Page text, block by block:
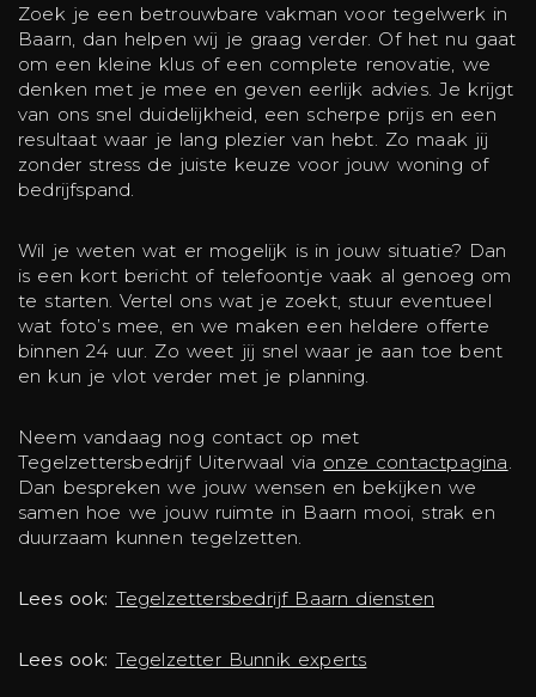
Zoek je een betrouwbare vakman voor tegelwerk in
Baarn, dan helpen wij je graag verder. Of het nu gaat
om een kleine klus of een complete renovatie, we
denken met je mee en geven eerlijk advies. Je krijgt
van ons snel duidelijkheid, een scherpe prijs en een
resultaat waar je lang plezier van hebt. Zo maak jij
zonder stress de juiste keuze voor jouw woning of
bedrijfspand.
Wil je weten wat er mogelijk is in jouw situatie? Dan
is een kort bericht of telefoontje vaak al genoeg om
te starten. Vertel ons wat je zoekt, stuur eventueel
wat foto’s mee, en we maken een heldere offerte
binnen 24 uur. Zo weet jij snel waar je aan toe bent
en kun je vlot verder met je planning.
Neem vandaag nog contact op met
Tegelzettersbedrijf Uiterwaal via onze contactpagina
Dan bespreken we jouw wensen en bekijken we
samen hoe we jouw ruimte in Baarn mooi, strak en
duurzaam kunnen tegelzetten.
Lees ook: Tegelzettersbedrijf Baarn diensten
Lees ook: Tegelzetter Bunnik experts